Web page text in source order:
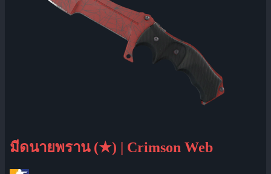
มีดนายพราน (★) | Crimson Web